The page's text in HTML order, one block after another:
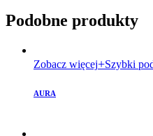
Podobne produkty
Zobacz więcej Szybki
AURA